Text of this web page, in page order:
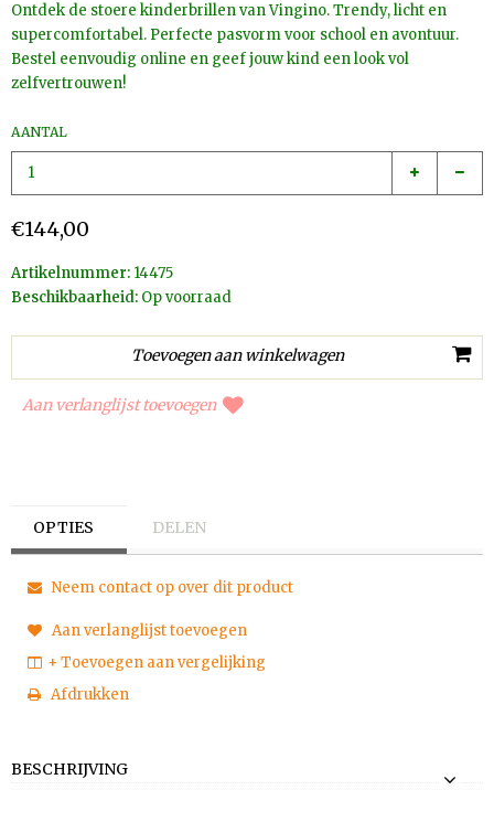
Ontdek de stoere kinderbrillen van Vingino. Trendy, licht en
supercomfortabel. Perfecte pasvorm voor school en avontuur.
Bestel eenvoudig online en geef jouw kind een look vol
zelfvertrouwen!
AANTAL
€144,00
Artikelnummer: 14475
Beschikbaarheid: Op voorraad
Aan verlanglijst toevoegen
OPTIES DELEN
Neem contact op over dit product
Aan verlanglijst toevoegen
+ Toevoegen aan vergelijking
Afdrukken
BESCHRIJVING